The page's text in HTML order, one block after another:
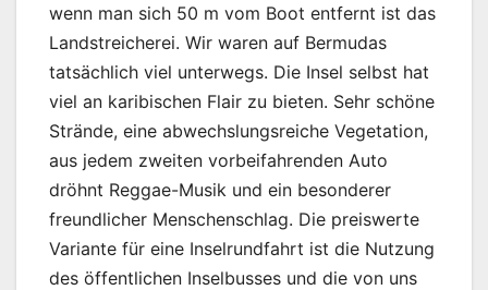
wenn man sich 50 m vom Boot entfernt ist das
Landstreicherei. Wir waren auf Bermudas
tatsächlich viel unterwegs. Die Insel selbst hat
viel an karibischen Flair zu bieten. Sehr schöne
Strände, eine abwechslungsreiche Vegetation,
aus jedem zweiten vorbeifahrenden Auto
dröhnt Reggae-Musik und ein besonderer
freundlicher Menschenschlag. Die preiswerte
Variante für eine Inselrundfahrt ist die Nutzung
des öffentlichen Inselbusses und die von uns